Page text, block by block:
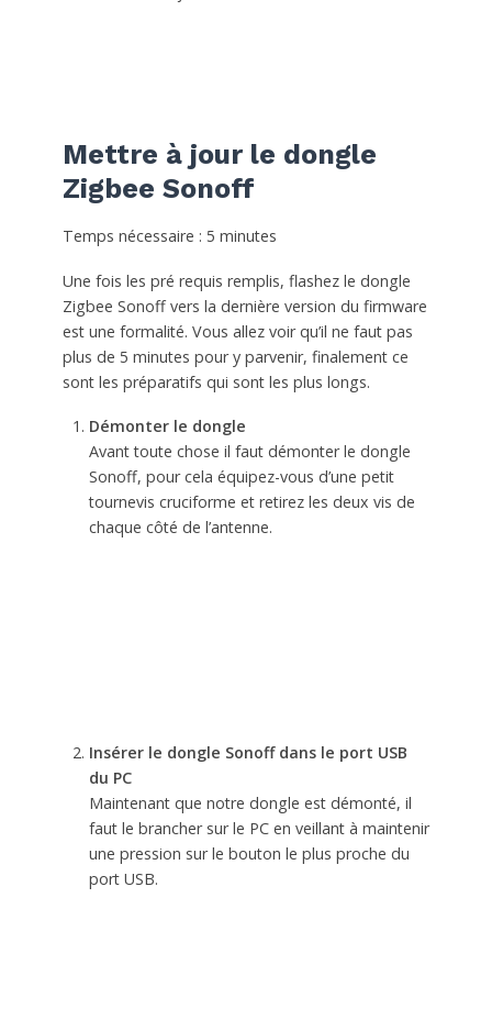
Mettre à jour le dongle
Zigbee Sonoff
Temps nécessaire : 5 minutes
Une fois les pré requis remplis, flashez le dongle
Zigbee Sonoff vers la dernière version du firmware
est une formalité. Vous allez voir qu’il ne faut pas
plus de 5 minutes pour y parvenir, finalement ce
sont les préparatifs qui sont les plus longs.
Démonter le dongle
Avant toute chose il faut démonter le dongle
Sonoff, pour cela équipez-vous d’une petit
tournevis cruciforme et retirez les deux vis de
chaque côté de l’antenne.
Insérer le dongle Sonoff dans le port USB
du PC
Maintenant que notre dongle est démonté, il
faut le brancher sur le PC en veillant à maintenir
une pression sur le bouton le plus proche du
port USB.